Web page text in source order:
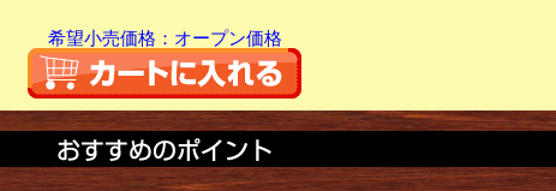
希望小売価格：オープン価格